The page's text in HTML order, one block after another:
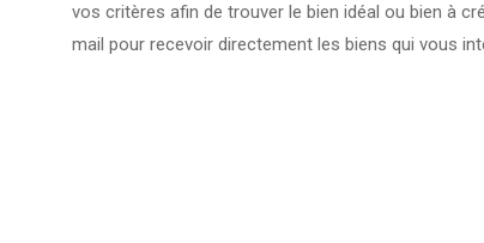
vos critères afin de trouver le bien idéal ou bien à
mail pour recevoir directement les biens qui vous